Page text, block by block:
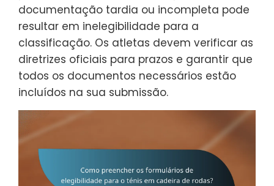
documentação tardia ou incompleta pode
resultar em inelegibilidade para a
classificação. Os atletas devem verificar as
diretrizes oficiais para prazos e garantir que
todos os documentos necessários estão
incluídos na sua submissão.